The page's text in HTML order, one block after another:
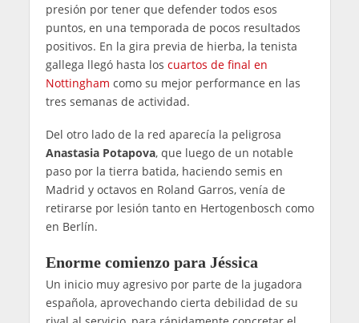
presión por tener que defender todos esos
puntos, en una temporada de pocos resultados
positivos. En la gira previa de hierba, la tenista
gallega llegó hasta los cuartos de final en
Nottingham como su mejor performance en las
tres semanas de actividad.
Del otro lado de la red aparecía la peligrosa
Anastasia Potapova, que luego de un notable
paso por la tierra batida, haciendo semis en
Madrid y octavos en Roland Garros, venía de
retirarse por lesión tanto en Hertogenbosch como
en Berlín.
Enorme comienzo para Jéssica
Un inicio muy agresivo por parte de la jugadora
española, aprovechando cierta debilidad de su